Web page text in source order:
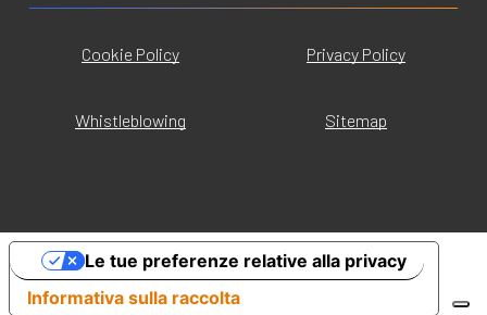
Cookie Policy Privacy Policy
Whistleblowing Sitemap
Informativa sulla raccolta
Le tue preferenze relative alla privacy